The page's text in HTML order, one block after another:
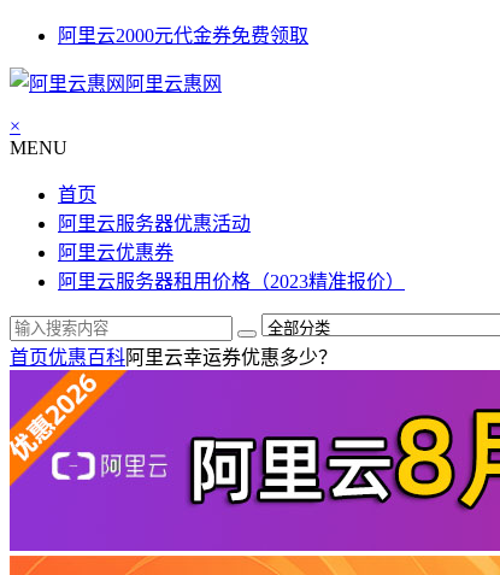
阿里云2000元代金券免费领取
阿里云惠网
×
MENU
首页
阿里云服务器优惠活动
阿里云优惠券
阿里云服务器租用价格（2023精准报价）
首页优惠百科阿里云幸运券优惠多少？